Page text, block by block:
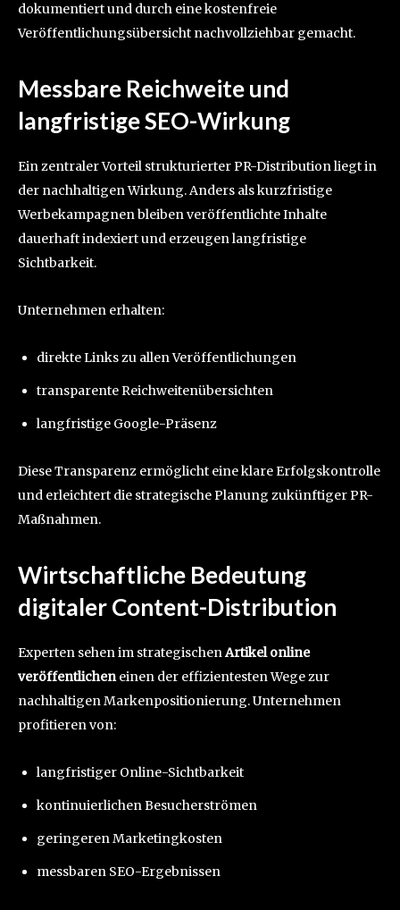
dokumentiert und durch eine kostenfreie
Veröffentlichungsübersicht nachvollziehbar gemacht.
Messbare Reichweite und
langfristige SEO-Wirkung
Ein zentraler Vorteil strukturierter PR-Distribution liegt in
der nachhaltigen Wirkung. Anders als kurzfristige
Werbekampagnen bleiben veröffentlichte Inhalte
dauerhaft indexiert und erzeugen langfristige
Sichtbarkeit.
Unternehmen erhalten:
direkte Links zu allen Veröffentlichungen
transparente Reichweitenübersichten
langfristige Google-Präsenz
Diese Transparenz ermöglicht eine klare Erfolgskontrolle
und erleichtert die strategische Planung zukünftiger PR-
Maßnahmen.
Wirtschaftliche Bedeutung
digitaler Content-Distribution
Experten sehen im strategischenArtikel online
veröffentlicheneinen der effizientesten Wege zur
nachhaltigen Markenpositionierung. Unternehmen
profitieren von:
langfristiger Online-Sichtbarkeit
kontinuierlichen Besucherströmen
geringeren Marketingkosten
messbaren SEO-Ergebnissen